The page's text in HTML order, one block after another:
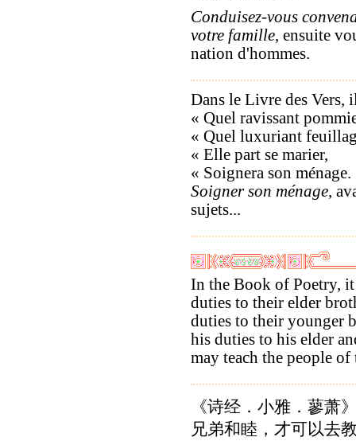
Conduisez-vous
votre famille, ensuite
nation d'hommes.
Dans le Livre des Vers,
« Quel ravissant
« Quel luxuriant
« Elle part se marier,
« Soignera son ménage.
Soigner son ménage,
sujets...
In the Book of Poetry,
duties to their elder
duties to their younger
his duties to his elder
may teach the people of
《诗经．小雅．蓼萧
兄弟和睦，才可以去